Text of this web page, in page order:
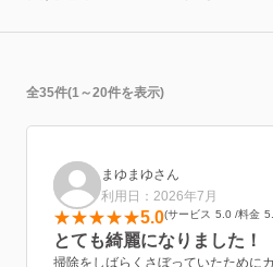
全35件(1～20件を表示)
まゆまゆさん
利用日：2026年7月
5.0 サービス 5.0 料金
とても綺麗になりました！
掃除をしばらくさぼっていたために